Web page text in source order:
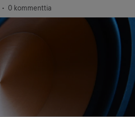
0 kommenttia